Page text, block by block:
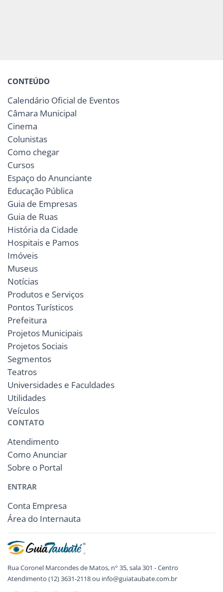
CONTEÚDO
Calendário Oficial de Eventos
Câmara Municipal
Cinema
Colunistas
Como chegar
Cursos
Espaço do Anunciante
Educação Pública
Guia de Empresas
Guia de Ruas
História da Cidade
Hospitais e Pamos
Imóveis
Museus
Notícias
Produtos e Serviços
Pontos Turísticos
Prefeitura
Projetos Municipais
Projetos Sociais
Segmentos
Teatros
Universidades e Faculdades
Utilidades
Veículos
CONTATO
Atendimento
Como Anunciar
Sobre o Portal
ENTRAR
Conta Empresa
Área do Internauta
Rua Coronel Marcondes de Matos, n° 35, sala 301 - Centro
Atendimento (12) 3631-2118 ou info@guiataubate.com.br